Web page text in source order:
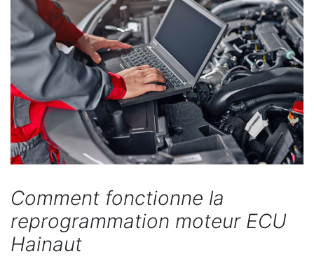
Comment fonctionne la
reprogrammation moteur ECU
Hainaut